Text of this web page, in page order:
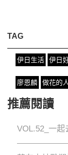
TAG
伊日生活 伊日
廖恩麟 做花的人
推薦閱讀
VOL.52_一